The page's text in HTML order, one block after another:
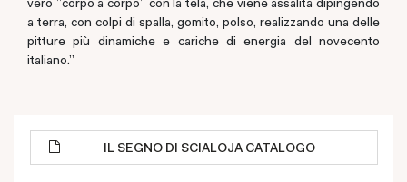
IL SEGNO DI SCIALOJA CATALOGO
a terra, con colpi di spalla, gomito, polso, realizzando una delle
pitture più dinamiche e cariche di energia del novecento
italiano.”